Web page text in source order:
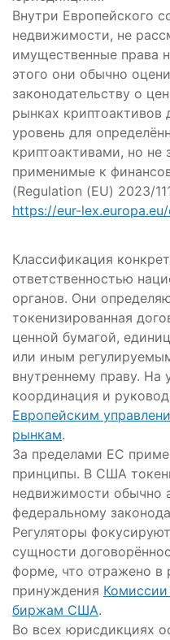
Внутри Европейского
недвижимости, не
имущественные права
этого они обычно
законодательству о
рынках криптоактивов
уровень для
криптоактивами, но не
применимые к
(Regulation (EU) 2023/
https://eur-
Классификация
ответственностью
органов. Они
токенизированная
ценной бумагой,
или иным
внутреннему праву. На
координация и
Европейским
рынкам.
За пределами ЕС
принципы. В США
недвижимости обычно
федеральному
Регуляторы
сущности
форме, что отражено в
принуждения
биржам США.
Во всех юрисдикциях